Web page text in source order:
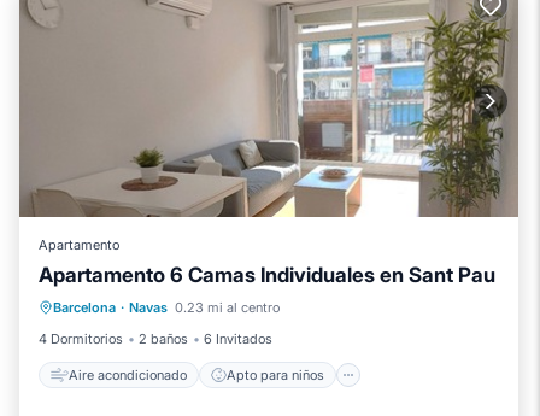
Apartamento
Apartamento 6 Camas Individuales en Sant Pau
Barcelona · Navas 0.23 mi al centro
4 Dormitorios
2 baños 6 Invitados
Aire acondicionado Apto para niños
Aire acondicionado
Apto para niños
Lavandería
Ropa de cama